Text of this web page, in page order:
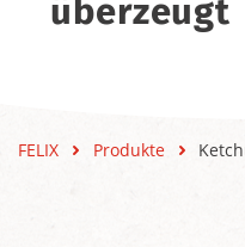
überzeugt
FELIX Produkte